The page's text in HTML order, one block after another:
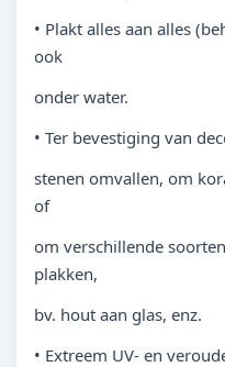
• Plakt alles aan alles
ook
onder water.
• Ter bevestiging van
stenen omvallen, om
of
om verschillende
plakken,
bv. hout aan glas, enz.
• Extreem UV- en